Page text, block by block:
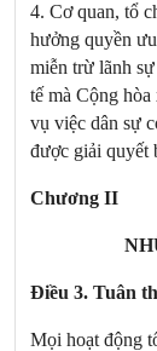
4. Cơ quan, tổ
hưởng quyền
miễn trừ lãnh
tế mà Cộng
vụ việc dân sự
được giải quyết
Chương II
Điều 3. Tuân
Mọi hoạt động